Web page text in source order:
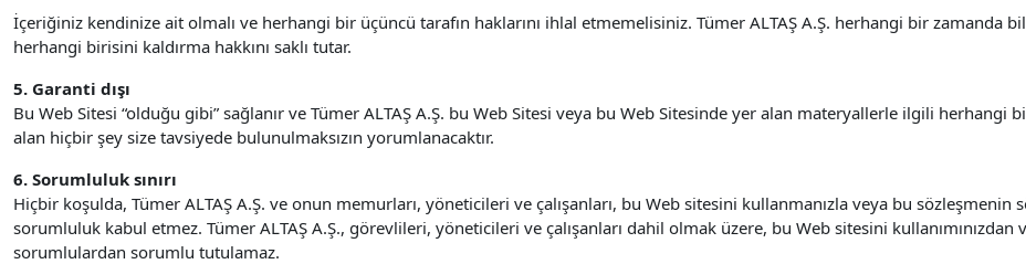
İçeriğiniz kendinize ait olmalı ve herhangi bir üçüncü tarafın haklarını ihlal etmemelisiniz. Tümer ALTAŞ A.Ş. herhangi bir zamanda
herhangi birisini kaldırma hakkını saklı tutar.
5. Garanti dışı
Bu Web Sitesi “olduğu gibi” sağlanır ve Tümer ALTAŞ A.Ş. bu Web Sitesi veya bu Web Sitesinde yer alan materyallerle ilgili herhangi
alan hiçbir şey size tavsiyede bulunulmaksızın yorumlanacaktır.
6. Sorumluluk sınırı
Hiçbir koşulda, Tümer ALTAŞ A.Ş. ve onun memurları, yöneticileri ve çalışanları, bu Web sitesini kullanmanızla veya bu
sorumluluk kabul etmez. Tümer ALTAŞ A.Ş., görevlileri, yöneticileri ve çalışanları dahil olmak üzere, bu Web sitesini kullanımınızdan
sorumlulardan sorumlu tutulamaz.